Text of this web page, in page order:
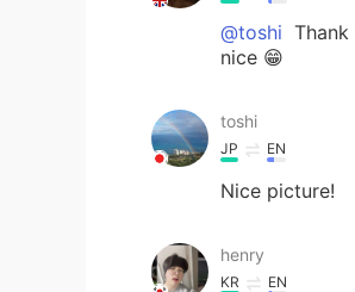
@toshi
nice 😁
toshi
JP EN
Nice picture!
henry
KR EN